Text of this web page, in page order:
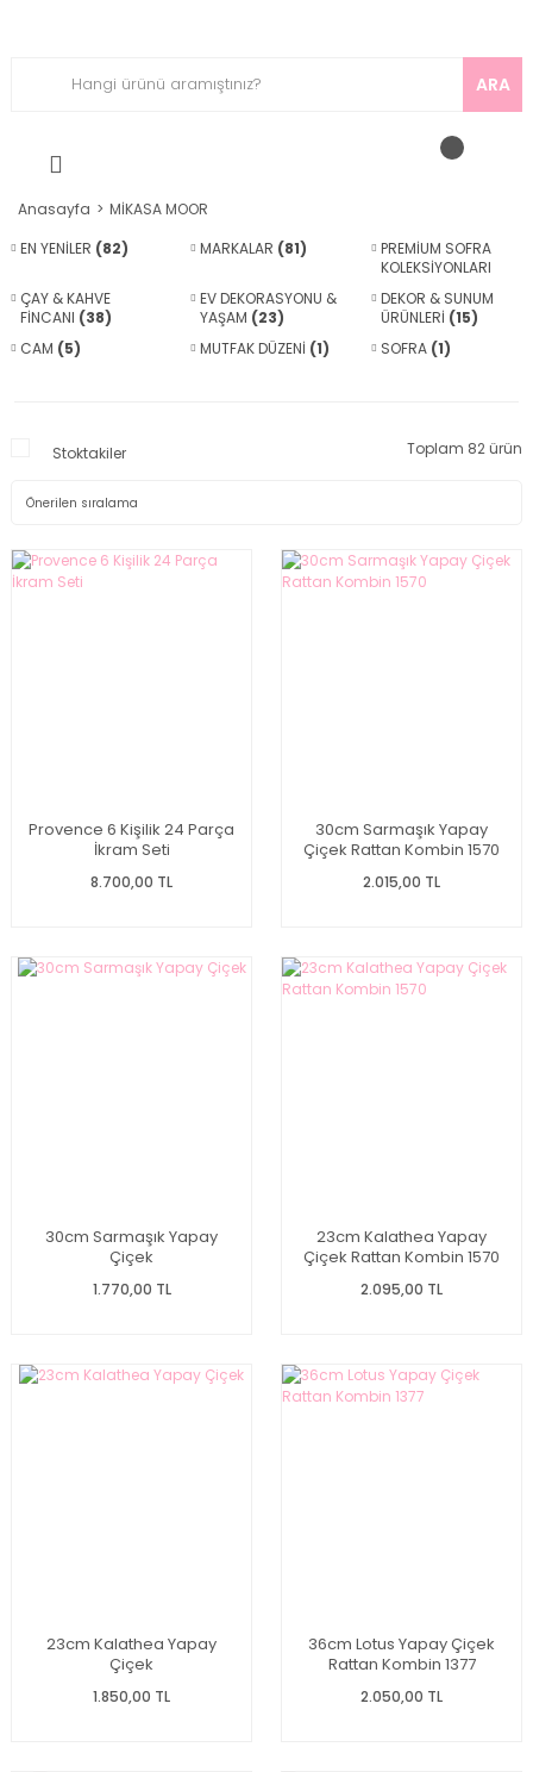
ARA
Anasayfa
MİKASA MOOR
EN YENİLER (82) MARKALAR (81)
PREMİUM SOFRA
KOLEKSİYONLARI
ÇAY & KAHVE
FİNCANI (38)
EV DEKORASYONU &
YAŞAM (23)
DEKOR & SUNUM
ÜRÜNLERİ (15)
CAM (5) MUTFAK DÜZENİ (1) SOFRA (1)
Stoktakiler Toplam 82 ürün
Provence 6 Kişilik 24 Parça
İkram Seti
8.700,00 TL
30cm Sarmaşık Yapay
Çiçek Rattan Kombin 1570
2.015,00 TL
30cm Sarmaşık Yapay
Çiçek
1.770,00 TL
23cm Kalathea Yapay
Çiçek Rattan Kombin 1570
2.095,00 TL
23cm Kalathea Yapay
Çiçek
1.850,00 TL
36cm Lotus Yapay Çiçek
Rattan Kombin 1377
2.050,00 TL